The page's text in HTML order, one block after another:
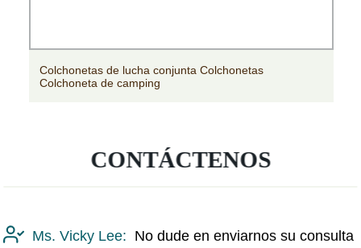
Colchonetas de lucha conjunta Colchonetas
Colchoneta de camping
CONTÁCTENOS
Ms. Vicky Lee: No dude en enviarnos su consulta